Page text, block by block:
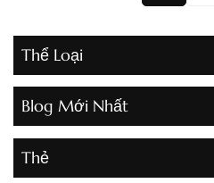
العربية
Thể Loại
Blog Mới Nhất
Thẻ